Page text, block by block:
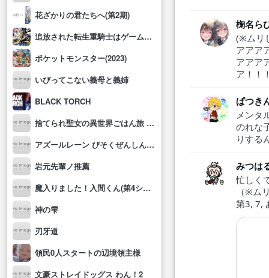
花ざかりの君たちへ(第2期)
追放された転生重騎士はゲーム知識で無双する
ポケットモンスター(2023)
いびってこない義母と義姉
BLACK TORCH
捨てられ聖女の異世界ごはん旅 隠れスキルでキャンピングカーを召喚しました
アズールレーン びそくぜんしんっ！にっ!!
岩元先輩ノ推薦
魔入りました！入間くん(第4シリーズ)
神の雫
刃牙道
領民0人スタートの辺境領主様
文豪ストレイドッグス わん！2
椈名ら
(※ムリ
アアア
アアア
ア！！
ぱつき
メンタ
のれな
りする
みつは
忙しく
（※ム
第3, 7,